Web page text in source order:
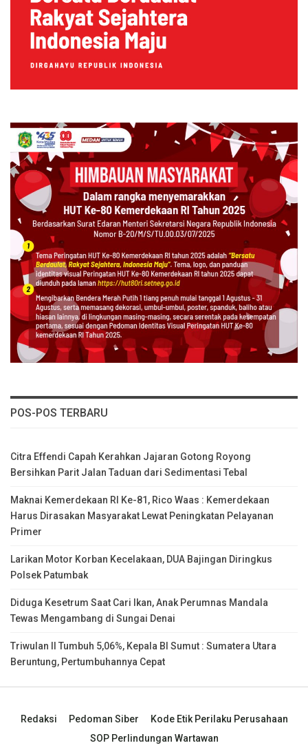
POS-POS TERBARU
Citra Effendi Capah Kerahkan Jajaran Gotong Royong
Bersihkan Parit Jalan Taduan dari Sedimentasi Tebal
Maknai Kemerdekaan RI Ke-81, Rico Waas : Kemerdekaan
Harus Dirasakan Masyarakat Lewat Peningkatan Pelayanan
Primer
Larikan Motor Korban Kecelakaan, DUA Bajingan Diringkus
Polsek Patumbak
Diduga Kesetrum Saat Cari Ikan, Anak Perumnas Mandala
Tewas Mengambang di Sungai Denai
Triwulan II Tumbuh 5,06%, Kepala BI Sumut : Sumatera Utara
Beruntung, Pertumbuhannya Cepat
Redaksi Pedoman Siber
Kode Etik Perilaku Perusahaan
SOP Perlindungan Wartawan